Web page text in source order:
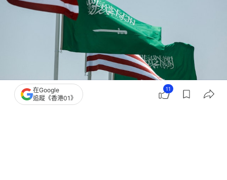
在Google
追蹤《香港01》
11